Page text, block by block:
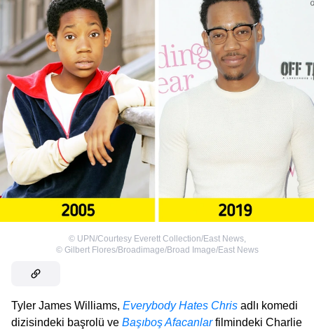
© UPN/Courtesy Everett Collection/East News,
© Gilbert Flores/Broadimage/Broad Image/East News
Tyler James Williams, Everybody Hates Chris adlı komedi
dizisindeki başrolü ve Başıboş Afacanlarfilmindeki Charlie